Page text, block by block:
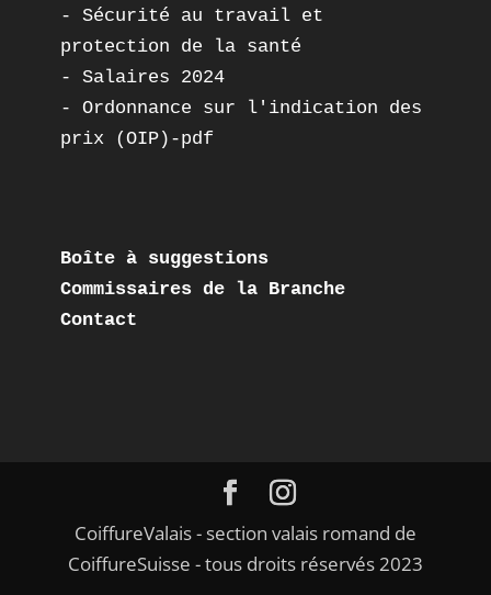
- Sécurité au travail et
protection de la santé
- Salaires 2024
- Ordonnance sur l'indication des
prix (OIP)-pdf
Boîte à suggestions
Commissaires de la Branche
Contact
CoiffureValais - section valais romand de
CoiffureSuisse - tous droits réservés 2023